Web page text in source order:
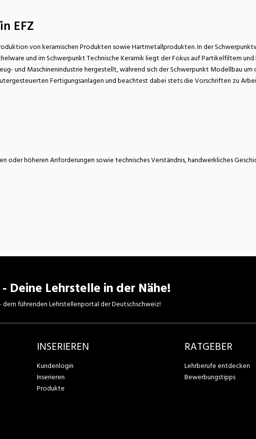
EFZ
von keramischen Produkten sowie Hartmetallprodukten. In der
und im Schwerpunkt Technische Keramik liegt der Fokus auf Partikelfiltern
und Maschinenindustrie hergestellt, während sich der Schwerpunkt Modellbau
Fertigungsanlagen und beachtest dabei stets die Vorschriften zu
oder höheren Anforderungen sowie technisches Verständnis, handwerkliches
Deine Lehrstelle in der Nähe!
führenden Lehrstellenportal der Deutschschweiz!
INSERIEREN
Kundenlogin
Inserieren
Produkte
RATGEBER
Lehrberufe entdecken
Bewerbungstipps